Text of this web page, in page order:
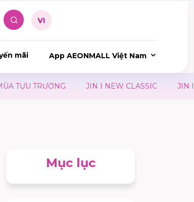
mãi App AEONMALL Việt Nam
TRƯỜNG JIN I NEW CLASSIC JIN I YOU
Mục lục